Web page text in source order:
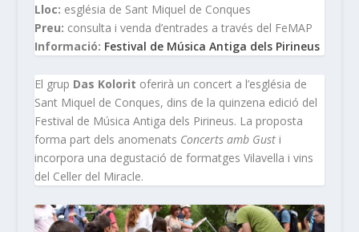
Lloc: església de Sant Miquel de Conques
Preu: consulta i venda d’entrades a través del FeMAP
Informació: Festival de Música Antiga dels Pirineus
El grup Das Kolorit oferirà un concert a l’església de
Sant Miquel de Conques, dins de la quinzena edició del
Festival de Música Antiga dels Pirineus. La proposta
forma part dels anomenats Concerts amb Gusti
incorpora una degustació de formatges Vilavella i vins
del Celler del Miracle.